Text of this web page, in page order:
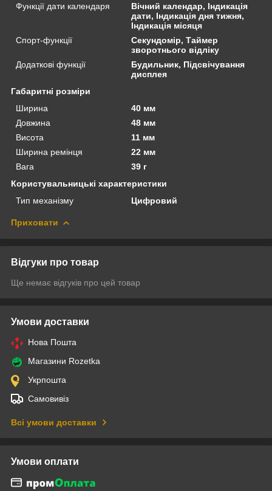
Функції дати календаря
Вічний календар, Індикація
дати, Індикація дня тижня,
Індикація місяця
Спорт-функції
Секундомір, Таймер
зворотнього відліку
Додаткові функції
Будильник, Підсвічування
дисплея
Габаритні розміри
Ширина
40 мм
Довжина
48 мм
Висота
11 мм
Ширина ремінця
22 мм
Вага
39 г
Користувальницькі характеристики
Тип механізму
Цифровий
Приховати
Відгуки про товар
Ще немає відгуків про цей товар
Умови доставки
Нова Пошта
Магазини Rozetka
Укрпошта
Самовивіз
Всі умови доставки
Умови оплати